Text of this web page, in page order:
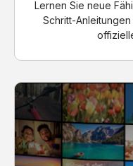
Lernen Sie neue
Schritt-